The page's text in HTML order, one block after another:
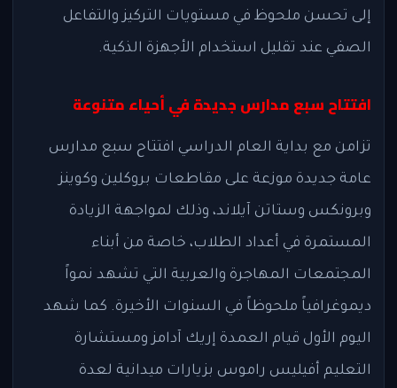
إلى تحسن ملحوظ في مستويات التركيز والتفاعل
الصفي عند تقليل استخدام الأجهزة الذكية.
افتتاح سبع مدارس جديدة في أحياء متنوعة
تزامن مع بداية العام الدراسي افتتاح سبع مدارس
عامة جديدة موزعة على مقاطعات بروكلين وكوينز
وبرونكس وستاتن آيلاند، وذلك لمواجهة الزيادة
المستمرة في أعداد الطلاب، خاصة من أبناء
المجتمعات المهاجرة والعربية التي تشهد نمواً
ديموغرافياً ملحوظاً في السنوات الأخيرة. كما شهد
اليوم الأول قيام العمدة إريك آدامز ومستشارة
التعليم أفيليس راموس بزيارات ميدانية لعدة